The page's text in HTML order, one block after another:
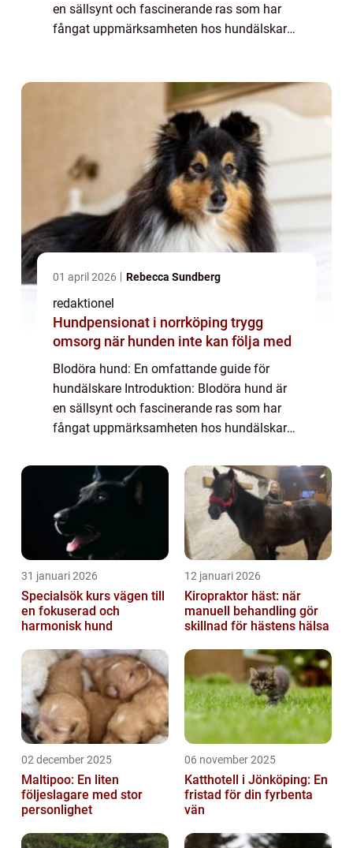
en sällsynt och fascinerande ras som har
fångat uppmärksamheten hos hundälskare
01 april 2026 Rebecca Sundberg
redaktionel
Hundpensionat i norrköping trygg
omsorg när hunden inte kan följa med
Blodöra hund: En omfattande guide för
hundälskare Introduktion: Blodöra hund är
en sällsynt och fascinerande ras som har
fångat uppmärksamheten hos hundälskare
att ge en grundlig översikt av denna ras,
31 januari 2026
Specialsök kurs vägen till
en fokuserad och
harmonisk hund
12 januari 2026
Kiropraktor häst: när
manuell behandling gör
skillnad för hästens hälsa
02 december 2025
Maltipoo: En liten
följeslagare med stor
personlighet
06 november 2025
Katthotell i Jönköping: En
fristad för din fyrbenta
vän